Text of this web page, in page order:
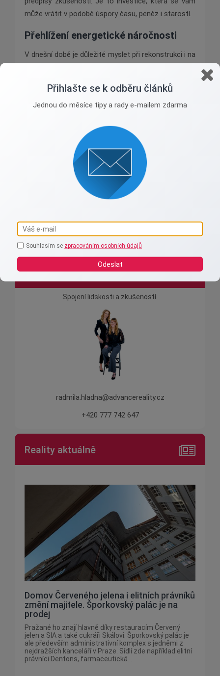
může vrátit v podobě úspory času, peněz i starostí.
Přehlížení energetické náročnosti
V dnešní době je důležité myslet při rekonstrukci i na
významné úspory nákladů v dlouhodobém
horizontu.
Při rekonstrukci nemovitosti se zaměřte na zlepšení
energetické náročnosti. To vede nejen ke zvýšení
hodnoty nemovitosti, ale také k ochraně životního
prostředí. Investice do energetické náročnosti se
vám vrátí i v podobě nižších nákladů na vytápění a
chlazení. Je to krok, který stojí za to zvážit.
Advance reality s.r.o.
Spojení lidskosti a zkušeností.
radmila.hladna@advancereality.cz
+420 777 742 647
Reality aktuálně
Domov Červeného jelena i elitních právníků
změní majitele. Šporkovský palác je na
prodej
Pražané ho znají hlavně díky restauracím Červený
jelen a SIA a také cukráři Skálovi. Šporkovský palác je
ale především administrativní komplex s jedněmi z
nejdražších kanceláří v Praze. Sídlí zde například elitní
právníci Dentons, farmaceutická...
Přihlašte se k odběru článků
Jednou do měsíce tipy a rady e-mailem zdarma
Souhlasím se zpracováním osobních údajů
Odeslat